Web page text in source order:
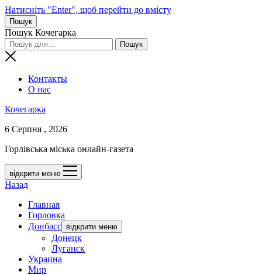
Натисніть "Enter", щоб перейти до вмісту
Пошук
Пошук Кочегарка
Контакты
О нас
Кочегарка
6 Серпня , 2026
Горлівська міська онлайн-газета
відкрити меню
Назад
Главная
Горловка
Донбасс відкрити меню
Донецк
Луганск
Украина
Мир